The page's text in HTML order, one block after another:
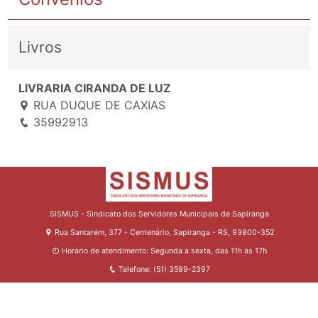
Livros
LIVRARIA CIRANDA DE LUZ
RUA DUQUE DE CAXIAS
35992913
SISMUS - Sindicato dos Servidores Municipais de Sapiranga
Rua Santarém, 377 - Centenário, Sapiranga - RS, 93800-352
Horário de atendimento: Segunda a sexta, das 11h às 17h
Telefone: (51) 3599-2397